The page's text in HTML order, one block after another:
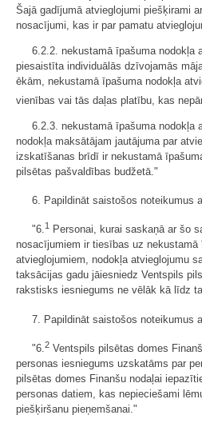
Šajā gadījumā atvieglojumi piešķirami
nosacījumi, kas ir par pamatu
6.2.2. nekustamā īpašuma nodokļa
piesaistīta individuālās dzīvojamās
ēkām, nekustamā īpašuma nodokļa
vienības vai tās daļas platību, kas
6.2.3. nekustamā īpašuma nodokļa
nodokļa maksātājam jautājuma par
izskatīšanas brīdī ir nekustamā
pilsētas pašvaldības budžetā."
6. Papildināt saistošos noteikumus
"6.1 Personai, kurai saskaņā ar šo
nosacījumiem ir tiesības uz nekustamā
atvieglojumiem, nodokļa atvieglojumu
taksācijas gadu jāiesniedz Ventspils
rakstisks iesniegums ne vēlāk kā līdz
7. Papildināt saistošos noteikumus
"6. 2 Ventspils pilsētas domes
personas iesniegums uzskatāms par
pilsētas domes Finanšu nodaļai
personas datiem, kas nepieciešami
piešķiršanu pieņemšanai."